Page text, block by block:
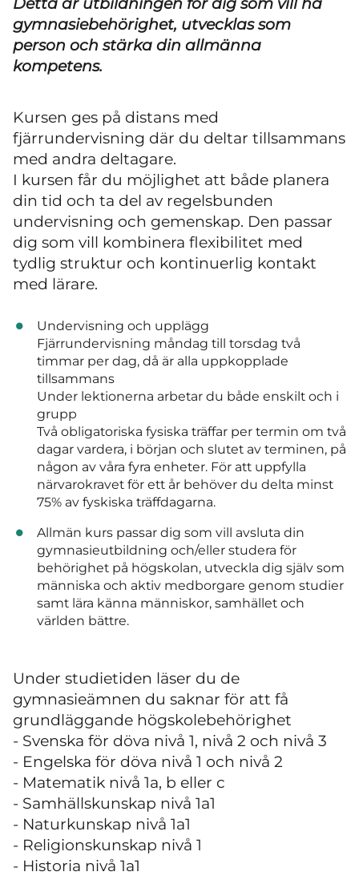
gymnasiebehörighet, utvecklas som
person och stärka din allmänna
kompetens.
Kursen ges på distans med
fjärrundervisning där du deltar tillsammans
med andra deltagare.
I kursen får du möjlighet att både planera
din tid och ta del av regelsbunden
undervisning och gemenskap. Den passar
dig som vill kombinera flexibilitet med
tydlig struktur och kontinuerlig kontakt
med lärare.
Undervisning och upplägg
Fjärrundervisning måndag till torsdag två
timmar per dag, då är alla uppkopplade
tillsammans
Under lektionerna arbetar du både enskilt och i
grupp
Två obligatoriska fysiska träffar per termin om två
dagar vardera, i början och slutet av terminen, på
någon av våra fyra enheter. För att uppfylla
närvarokravet för ett år behöver du delta minst
75% av fyskiska träffdagarna.
Allmän kurs passar dig som vill avsluta din
gymnasieutbildning och/eller studera för
behörighet på högskolan, utveckla dig själv som
människa och aktiv medborgare genom studier
samt lära känna människor, samhället och
världen bättre.
Under studietiden läser du de
gymnasieämnen du saknar för att få
grundläggande högskolebehörighet
- Svenska för döva nivå 1, nivå 2 och nivå 3
- Engelska för döva nivå 1 och nivå 2
- Matematik nivå 1a, b eller c
- Samhällskunskap nivå 1a1
- Naturkunskap nivå 1a1
- Religionskunskap nivå 1
- Historia nivå 1a1